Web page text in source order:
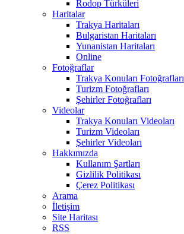
Rodop Türküleri
Haritalar
Trakya Haritaları
Bulgaristan Haritaları
Yunanistan Haritaları
Online
Fotoğraflar
Trakya Konuları Fotoğrafları
Turizm Fotoğrafları
Şehirler Fotoğrafları
Videolar
Trakya Konuları Videoları
Turizm Videoları
Şehirler Videoları
Hakkımızda
Kullanım Şartları
Gizlilik Politikası
Çerez Politikası
Arama
İletişim
Site Haritası
RSS